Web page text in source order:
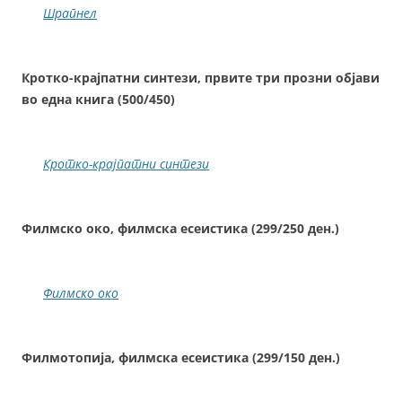
Шрапнел
Кротко-крајпатни синтези, првите три прозни објави
во една книга (500/450)
Кротко-крајпатни синтези
Филмско око, филмска есеистика (299/250 ден.)
Филмско око
Филмотопија, филмска есеистика (299/150 ден.)